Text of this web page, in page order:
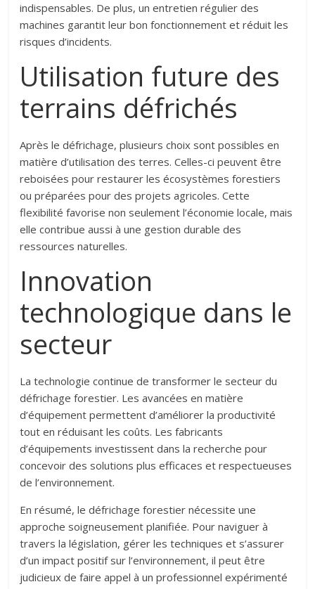
indispensables. De plus, un entretien régulier des
machines garantit leur bon fonctionnement et réduit les
risques d’incidents.
Utilisation future des
terrains défrichés
Après le défrichage, plusieurs choix sont possibles en
matière d’utilisation des terres. Celles-ci peuvent être
reboisées pour restaurer les écosystèmes forestiers
ou préparées pour des projets agricoles. Cette
flexibilité favorise non seulement l’économie locale, mais
elle contribue aussi à une gestion durable des
ressources naturelles.
Innovation
technologique dans le
secteur
La technologie continue de transformer le secteur du
défrichage forestier. Les avancées en matière
d’équipement permettent d’améliorer la productivité
tout en réduisant les coûts. Les fabricants
d’équipements investissent dans la recherche pour
concevoir des solutions plus efficaces et respectueuses
de l’environnement.
En résumé, le défrichage forestier nécessite une
approche soigneusement planifiée. Pour naviguer à
travers la législation, gérer les techniques et s’assurer
d’un impact positif sur l’environnement, il peut être
judicieux de faire appel à un professionnel expérimenté